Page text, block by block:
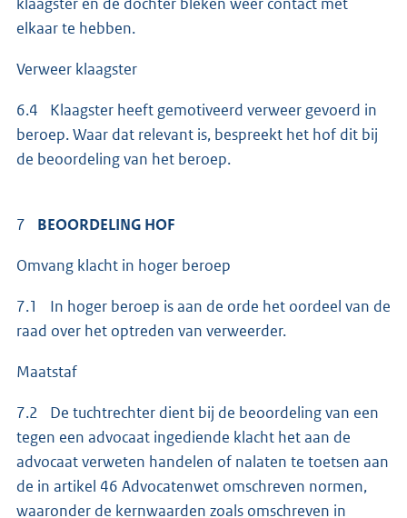
elkaar te hebben.
Verweer klaagster
6.4 Klaagster heeft gemotiveerd verweer gevoerd in
beroep. Waar dat relevant is, bespreekt het hof dit bij
de beoordeling van het beroep.
7 BEOORDELING HOF
Omvang klacht in hoger beroep
7.1 In hoger beroep is aan de orde het oordeel van de
raad over het optreden van verweerder.
Maatstaf
7.2 De tuchtrechter dient bij de beoordeling van een
tegen een advocaat ingediende klacht het aan de
advocaat verweten handelen of nalaten te toetsen aan
de in artikel 46 Advocatenwet omschreven normen,
waaronder de kernwaarden zoals omschreven in